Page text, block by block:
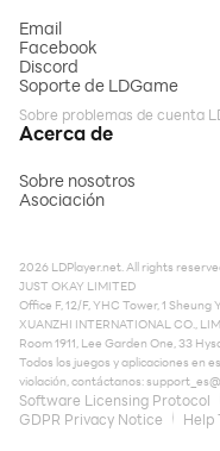
Email
Facebook
Discord
Soporte de LDGame
Sobre problemas de cuenta
Acerca de
Sobre nosotros
Asociación
2026 LDPlayer.net. All rights
JUST OKAY LIMITED
Office F, 12/F, YHC Tower, 1
XUANZHI INTERNATIONAL CO.,
Room 1911, Lee Garden One, 33
Todos los juegos y aplicaciones en
violación, contáctanos:
Software Licensing Protocol
GDPR Privacy Notice
Help